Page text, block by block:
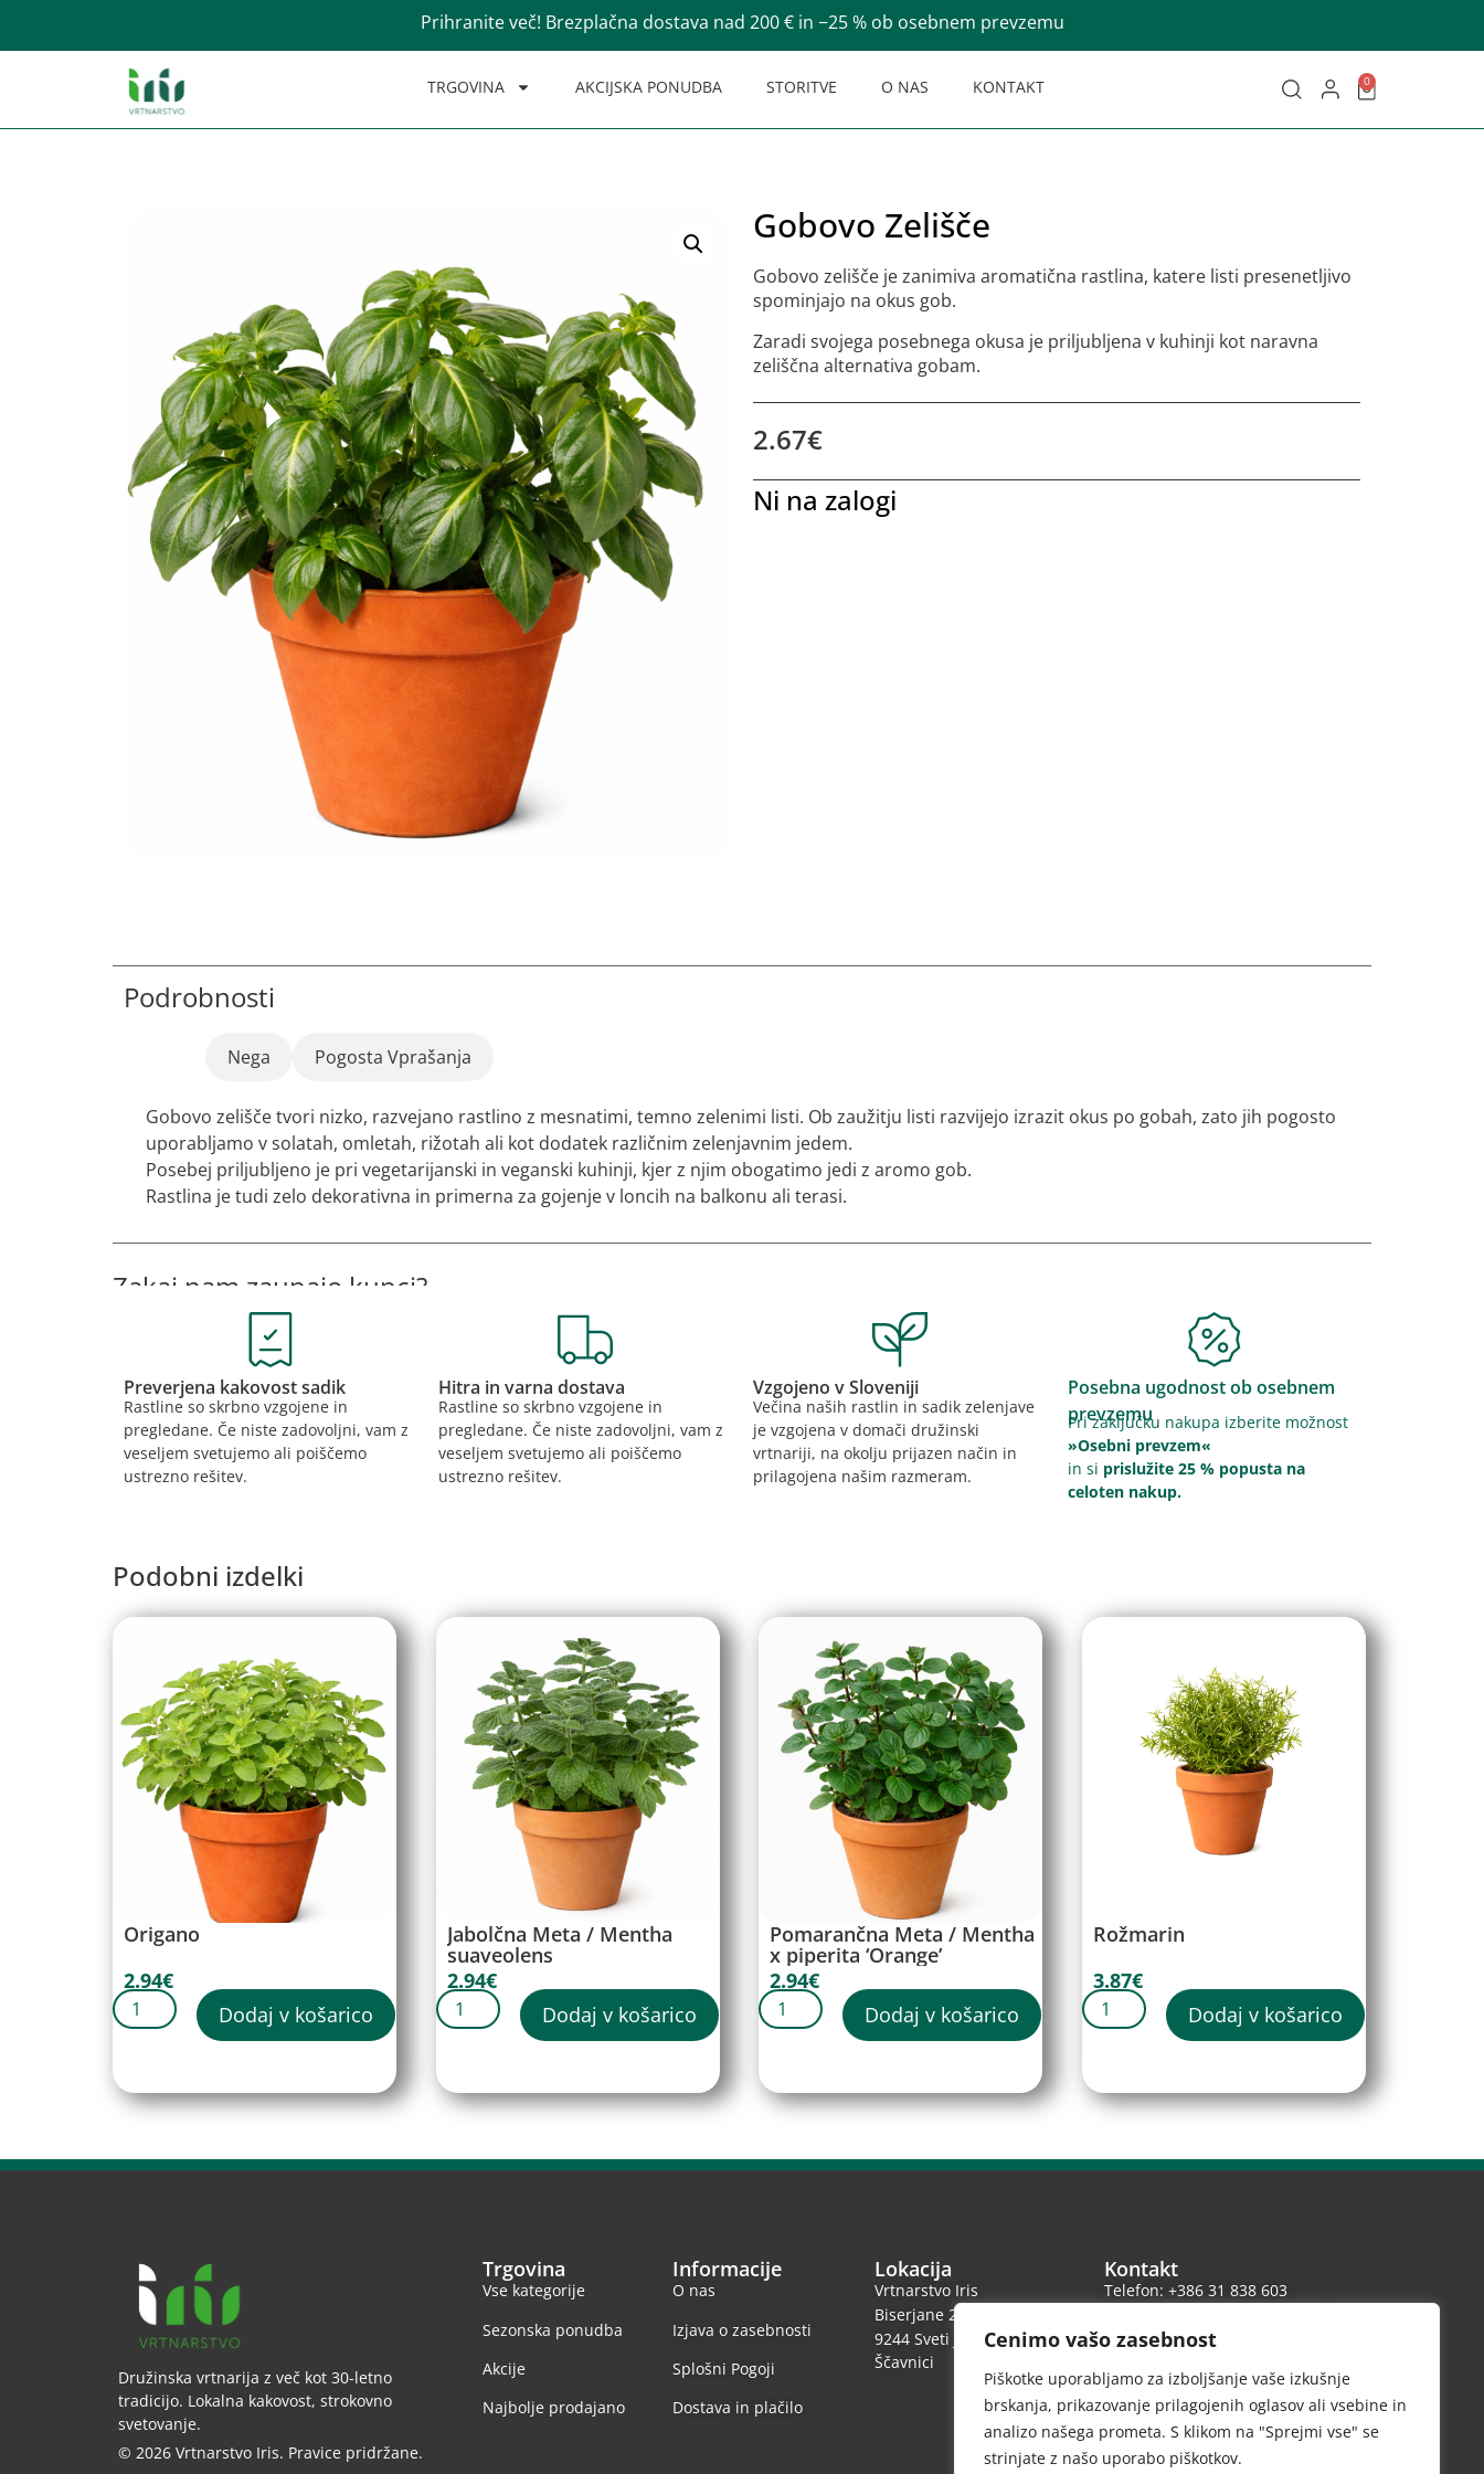
Cenimo vašo zasebnost
Piškotke uporabljamo za izboljšanje vaše izkušnje
brskanja, prikazovanje prilagojenih oglasov ali vsebine in
analizo našega prometa. S klikom na "Sprejmi vse" se
strinjate z našo uporabo piškotkov.
Prihranite več! Brezplačna dostava nad 200 € in −25 % ob osebnem prevzemu
TRGOVINA AKCIJSKA PONUDBA STORITVE O NAS KONTAKT 0
Gobovo Zelišče
Gobovo zelišče je zanimiva aromatična rastlina, katere listi presenetljivo
spominjajo na okus gob.
Zaradi svojega posebnega okusa je priljubljena v kuhinji kot naravna
zeliščna alternativa gobam.
2.67€
Ni na zalogi
Podrobnosti
Nega Pogosta Vprašanja
Gobovo zelišče tvori nizko, razvejano rastlino z mesnatimi, temno zelenimi listi. Ob zaužitju listi razvijejo izrazit okus po gobah, zato jih pogosto
uporabljamo v solatah, omletah, rižotah ali kot dodatek različnim zelenjavnim jedem.
Posebej priljubljeno je pri vegetarijanski in veganski kuhinji, kjer z njim obogatimo jedi z aromo gob.
Rastlina je tudi zelo dekorativna in primerna za gojenje v loncih na balkonu ali terasi.
Zakaj nam zaupajo kupci?
Preverjena kakovost sadik
Rastline so skrbno vzgojene in
pregledane. Če niste zadovoljni, vam z
veseljem svetujemo ali poiščemo
ustrezno rešitev.
Hitra in varna dostava
Rastline so skrbno vzgojene in
pregledane. Če niste zadovoljni, vam z
veseljem svetujemo ali poiščemo
ustrezno rešitev.
Vzgojeno v Sloveniji
Večina naših rastlin in sadik zelenjave
je vzgojena v domači družinski
vrtnariji, na okolju prijazen način in
prilagojena našim razmeram.
Posebna ugodnost ob osebnem
prevzemu
Pri zaključku nakupa izberite možnost
»Osebni prevzem«
in si prislužite 25 % popusta na
celoten nakup.
Podobni izdelki
Origano
2.94€
Dodaj v košarico
Jabolčna Meta / Mentha
suaveolens
2.94€
Dodaj v košarico
Pomarančna Meta / Mentha
x piperita ‘Orange’
2.94€
Dodaj v košarico
Rožmarin
3.87€
Dodaj v košarico
Družinska vrtnarija z več kot 30-letno
tradicijo. Lokalna kakovost, strokovno
svetovanje.
© 2026 Vrtnarstvo Iris. Pravice pridržane.
Trgovina
Vse kategorije
Sezonska ponudba
Akcije
Najbolje prodajano
Informacije
O nas
Izjava o zasebnosti
Splošni Pogoji
Dostava in plačilo
Lokacija
Vrtnarstvo Iris
Biserjane 24
9244 Sveti Jurij ob
Ščavnici
Kontakt
Telefon: +386 31 838 603
Spletna stran: www.vrtnarstvo-iris.com
Zasnovano in izdelano pri INNOVECTO.